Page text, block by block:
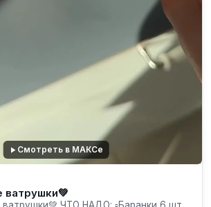
Смотреть в МАКСе
ватрушки💚
ватрушки💚 ЧТО НАДО: ▫️Баранки 6 шт